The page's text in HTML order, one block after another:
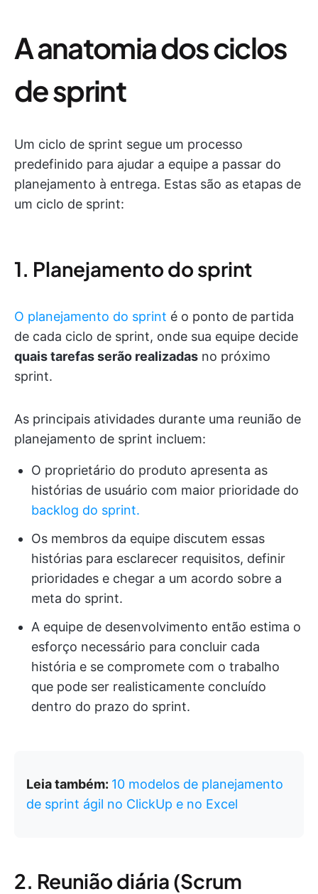
A anatomia dos ciclos
de sprint
Um ciclo de sprint segue um processo
predefinido para ajudar a equipe a passar do
planejamento à entrega. Estas são as etapas de
um ciclo de sprint:
1. Planejamento do sprint
O planejamento do sprint é o ponto de partida
de cada ciclo de sprint, onde sua equipe decide
quais tarefas serão realizadas no próximo
sprint.
As principais atividades durante uma reunião de
planejamento de sprint incluem:
O proprietário do produto apresenta as
histórias de usuário com maior prioridade do
backlog do sprint.
Os membros da equipe discutem essas
histórias para esclarecer requisitos, definir
prioridades e chegar a um acordo sobre a
meta do sprint.
A equipe de desenvolvimento então estima o
esforço necessário para concluir cada
história e se compromete com o trabalho
que pode ser realisticamente concluído
dentro do prazo do sprint.
Leia também: 10 modelos de planejamento
de sprint ágil no ClickUp e no Excel
2. Reunião diária (Scrum